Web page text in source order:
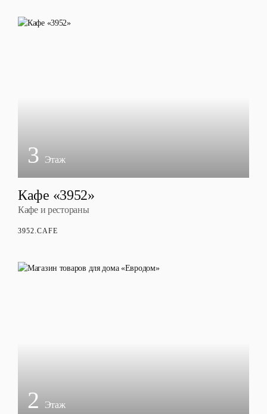
3 Этаж
Кафе «3952»
Кафе и рестораны
3952.CAFE
2 Этаж